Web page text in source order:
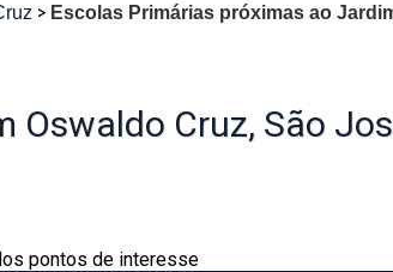
Escolas Primárias próximas ao
Cruz, São
pontos de interesse